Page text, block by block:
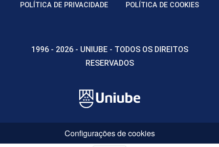
POLÍTICA DE PRIVACIDADE POLÍTICA DE COOKIES
1996 - 2026 - UNIUBE - TODOS OS DIREITOS
RESERVADOS
Configurações de cookies